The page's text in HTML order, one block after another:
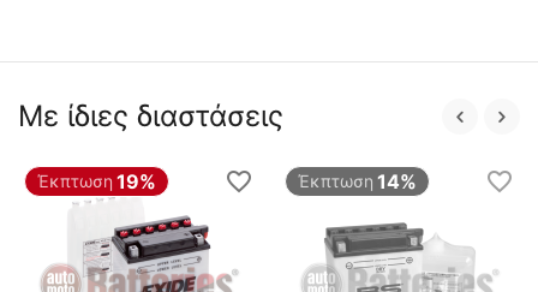
Με ίδιες διαστάσεις
Έκπτωση 19% Έκπτωση 14%